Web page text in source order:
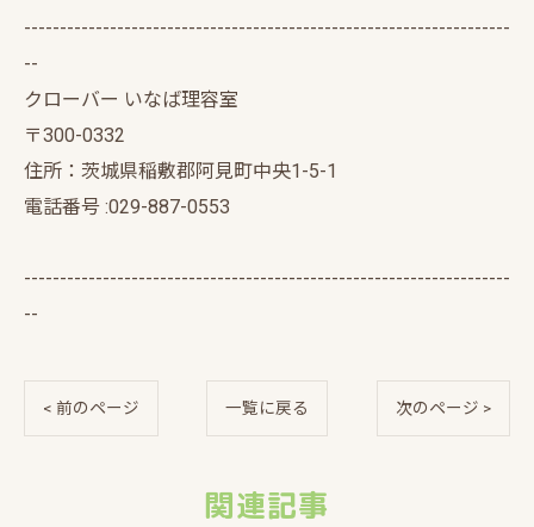
--------------------------------------------------------------------
--
クローバー いなば理容室
〒300-0332
住所：茨城県稲敷郡阿見町中央1-5-1
電話番号 :029-887-0553
--------------------------------------------------------------------
--
< 前のページ 一覧に戻る 次のページ >
関連記事